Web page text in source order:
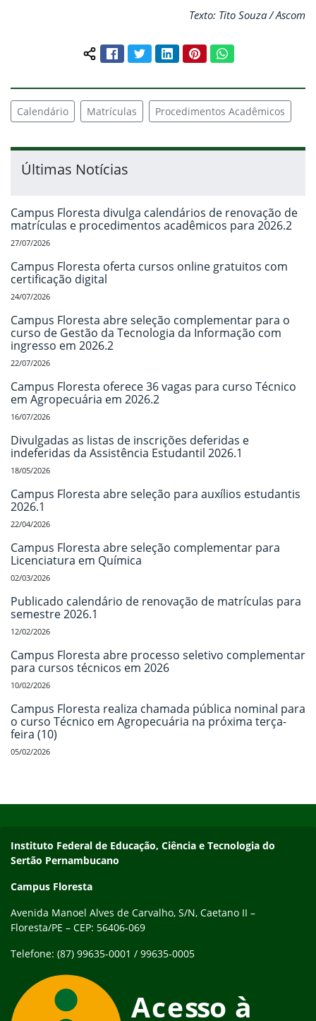
Texto: Tito Souza / Ascom
Compartilhar conteúdo:
FacebookTwitterLinkedInPinterestWhatsApp
Calendário Matrículas Procedimentos Acadêmicos
Últimas Notícias
Campus Floresta divulga calendários de renovação de
matrículas e procedimentos acadêmicos para 2026.2
27/07/2026
Campus Floresta oferta cursos online gratuitos com
certificação digital
24/07/2026
Campus Floresta abre seleção complementar para o
curso de Gestão da Tecnologia da Informação com
ingresso em 2026.2
22/07/2026
Campus Floresta oferece 36 vagas para curso Técnico
em Agropecuária em 2026.2
16/07/2026
Divulgadas as listas de inscrições deferidas e
indeferidas da Assistência Estudantil 2026.1
18/05/2026
Campus Floresta abre seleção para auxílios estudantis
2026.1
22/04/2026
Campus Floresta abre seleção complementar para
Licenciatura em Química
02/03/2026
Publicado calendário de renovação de matrículas para
semestre 2026.1
12/02/2026
Campus Floresta abre processo seletivo complementar
para cursos técnicos em 2026
10/02/2026
Campus Floresta realiza chamada pública nominal para
o curso Técnico em Agropecuária na próxima terça-
feira (10)
05/02/2026
Endereço
Instituto Federal de Educação, Ciência e Tecnologia do
Sertão Pernambucano
Campus Floresta
Avenida Manoel Alves de Carvalho, S/N, Caetano II –
Floresta/PE – CEP: 56406-069
Telefone: (87) 99635-0001 / 99635-0005